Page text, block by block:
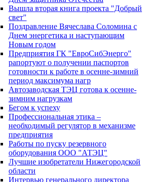
Вышла вторая книга проекта "Добрый
свет"
Поздравление Вячеслава Соломина с
Днем энергетика и наступающим
Новым годом
Предприятия ГК "ЕвроСибЭнерго"
рапортуют о получении паспортов
готовности к работе в осенне-зимний
период максимума нагр
Автозаводская ТЭЦ готова к осенне-
зимним нагрузкам
Бегом к успеху
Профессиональная этика –
необходимый регулятор в механизме
предприятия
Работы по пуску резервного
оборудования ООО "АТЭЦ"
Лучшие изобретатели Нижегородской
области
Интервью генерального директора